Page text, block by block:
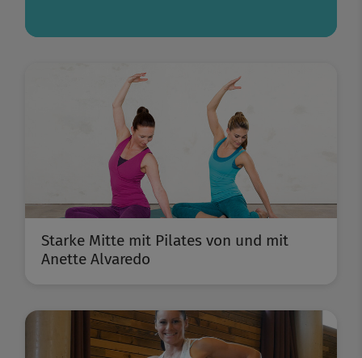
Starke Mitte mit Pilates von und mit
Anette Alvaredo